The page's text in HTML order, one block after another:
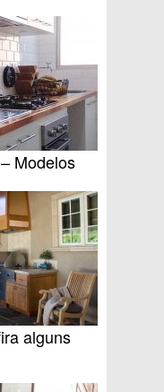
Modelos
alguns